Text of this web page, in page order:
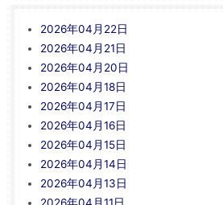
2026年04月22日
2026年04月21日
2026年04月20日
2026年04月18日
2026年04月17日
2026年04月16日
2026年04月15日
2026年04月14日
2026年04月13日